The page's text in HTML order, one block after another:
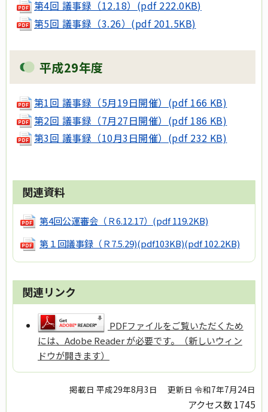
第4回 議事録（12.18）(pdf 222.0KB)
第5回 議事録（3.26）(pdf 201.5KB)
平成29年度
第1回 議事録（5月19日開催）(pdf 166 KB)
第2回 議事録（7月27日開催）(pdf 186 KB)
第3回 議事録（10月3日開催）(pdf 232 KB)
関連資料
第4回公運審会（Ｒ6.12.17） (pdf 119.2KB)
第１回議事録（Ｒ7.5.29)(pdf103KB)(pdf 102.2KB)
関連リンク
PDFファイルをご覧いただくため
には、Adobe Reader が必要です。（新しいウィン
ドウが開きます）
掲載日 平成29年8月3日 更新日 令和7年7月24日
アクセス数1745